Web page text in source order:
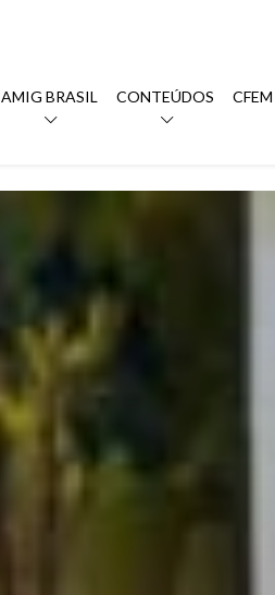
AMIG BRASIL CONTEÚDOS CFEM